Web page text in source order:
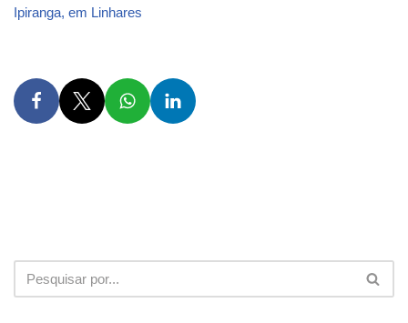
Ipiranga, em Linhares